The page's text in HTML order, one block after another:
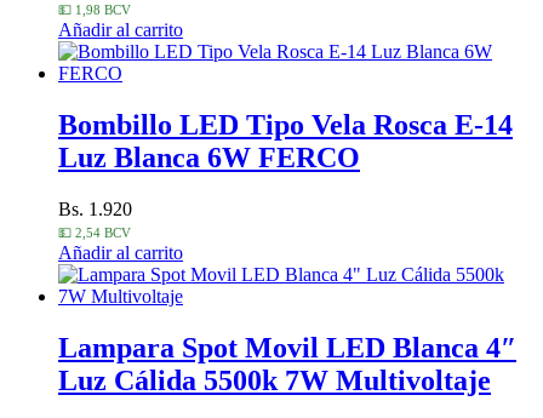
💵 1,98 BCV
Añadir al carrito
Bombillo LED Tipo Vela Rosca E-14
Luz Blanca 6W FERCO
Bs. 1.920
💵 2,54 BCV
Añadir al carrito
Lampara Spot Movil LED Blanca 4″
Luz Cálida 5500k 7W Multivoltaje